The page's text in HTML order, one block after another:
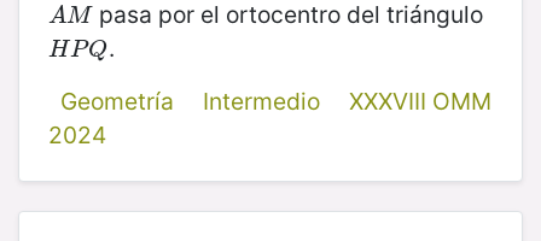
A M
AM pasa por el ortocentro del triángulo
H PQ
HPQ .
Geometría
Intermedio
XXXVIII OMM
2024